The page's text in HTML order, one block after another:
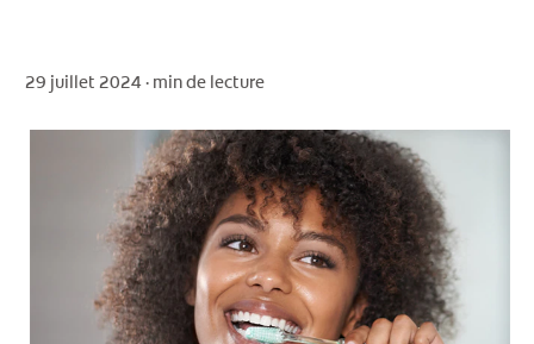
29 juillet 2024 · min de lecture